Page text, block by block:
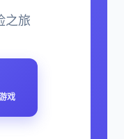
之旅
戏